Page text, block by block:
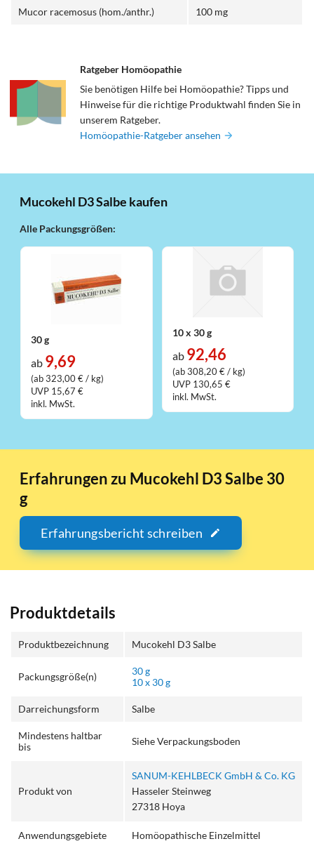
Mucor racemosus (hom./anthr.) 100 mg
Ratgeber Homöopathie
Sie benötigen Hilfe bei Homöopathie? Tipps und
Hinweise für die richtige Produktwahl finden Sie in
unserem Ratgeber.
Homöopathie-Ratgeber ansehen
Mucokehl D3 Salbe kaufen
Alle Packungsgrößen:
30 g
ab 9,69
(ab 323,00 € / kg)
UVP 15,67 €
inkl. MwSt.
10 x 30 g
ab 92,46
(ab 308,20 € / kg)
UVP 130,65 €
inkl. MwSt.
Erfahrungen zu Mucokehl D3 Salbe 30
g
Erfahrungsbericht schreiben
Produktdetails
Produktbezeichnung Mucokehl D3 Salbe
Packungsgröße(n)
30 g
10 x 30 g
Darreichungsform Salbe
Mindestens haltbar
bis
Siehe Verpackungsboden
Produkt von
SANUM-KEHLBECK GmbH & Co. KG
Hasseler Steinweg
27318 Hoya
Anwendungsgebiete Homöopathische Einzelmittel